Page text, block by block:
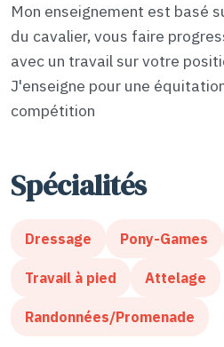
Mon enseignement est basé
du cavalier, vous faire
avec un travail sur votre
J'enseigne pour une
compétition
Spécialités
Dressage Pony-Games
Travail à pied Attelage
Randonnées/Promenade